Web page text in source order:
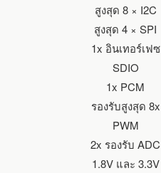
สูงสุด 8 × I2C
สูงสุด 4 × SPI
1x อินเทอร์เฟซ
SDIO
1x PCM
รองรับสูงสุด 8x
PWM
2x รองรับ ADC
1.8V และ 3.3V